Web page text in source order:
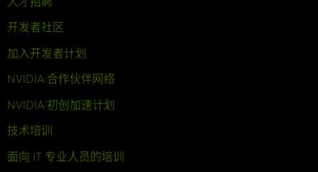
开发者社区
加入开发者计划
NVIDIA 合作伙伴网络
NVIDIA 初创加速计划
技术培训
面向 IT 专业人员的培训